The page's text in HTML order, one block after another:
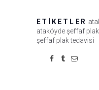
ETIKETLER
ataköyde şeffaf plak
şeffaf plak tedavisi